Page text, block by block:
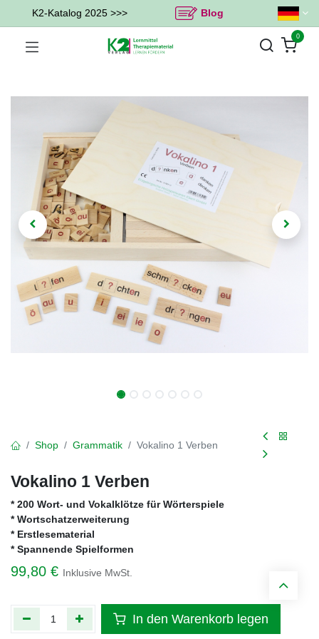
K2-Katalog 2025 >>> Blog
0
Shop Grammatik Vokalino 1 Verben
Vokalino 1 Verben
* 200 Wort- und Vokalklötze für Wörterspiele
* Wortschatzerweiterung
* Erstlesematerial
* Spannende Spielformen
99,80 € Inklusive MwSt.
In den Warenkorb legen